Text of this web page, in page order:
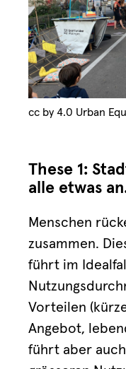
cc by 4.0 Urban
These 1:
alle etwas
Menschen
zusammen.
führt im
Vorteilen
Angebot,
führt aber